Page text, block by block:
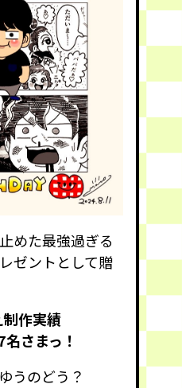
めた最強過ぎる
ゼントとして贈
作実績
名さまっ！
うのどう？